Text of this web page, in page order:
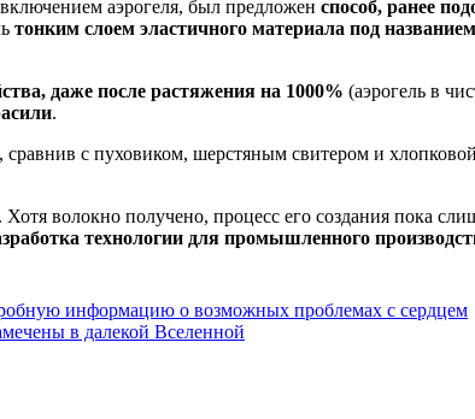
аэрогеля, был предложен способ, ранее
тонким слоем эластичного материала под
даже после растяжения на 1000% (аэрогель в
.
с пуховиком, шерстяным свитером и
Хотя волокно получено, процесс его создания пока
технологии для промышленного
информацию о возможных проблемах с сердцем
в далекой Вселенной